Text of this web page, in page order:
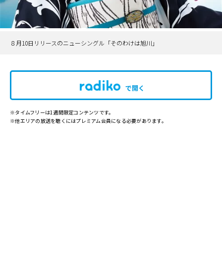
８月10日リリースのニューシングル「そのわけは旭川」
で開く
※タイムフリーは1週間限定コンテンツです。
※他エリアの放送を聴くにはプレミアム会員になる必要があります。